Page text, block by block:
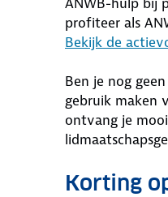
profiteer als
Bekijk de
Ben je nog
gebruik maken
ontvang je
Korting